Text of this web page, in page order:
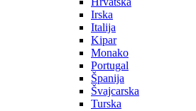
Irska
Italija
Kipar
Monako
Portugal
Španija
Švajcarska
Turska